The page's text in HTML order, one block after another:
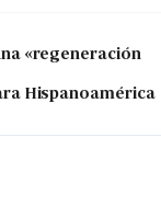
«regeneración
Hispanoamérica